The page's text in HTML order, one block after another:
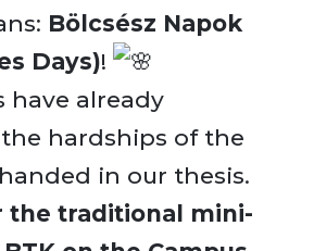
Bölcsész Napok
Days)!
have already
hardships of the
in our thesis.
the traditional mini-